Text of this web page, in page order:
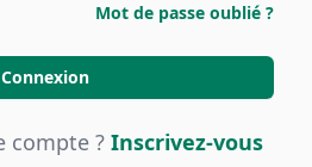
Mot de passe oublié ?
Connexion
compte ? Inscrivez-vous